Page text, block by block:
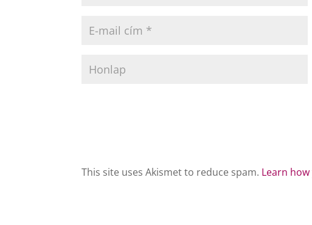
This site uses Akismet to reduce spam. Learn